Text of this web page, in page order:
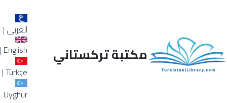
العربي |
English
|
Türkçe
|
Uyghur
مكتبة تركستاني